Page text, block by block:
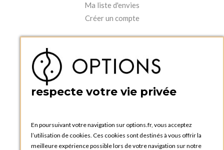
Ma liste d'envies
Créer un compte
PRATIQUE
Blog Options
OPTIONS LUXEMBOURG
respecte votre vie privée
En poursuivant votre navigation sur options.fr, vous acceptez
l’utilisation de cookies. Ces cookies sont destinés à vous offrir la
meilleure expérience possible lors de votre navigation sur notre